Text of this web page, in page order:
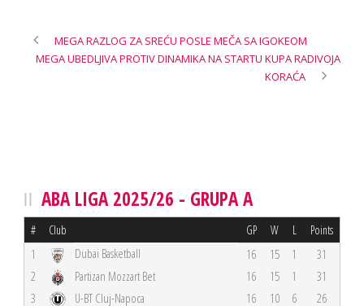
MEGA RAZLOG ZA SREĆU POSLE MEČA SA IGOKEOM
MEGA UBEDLJIVA PROTIV DINAMIKA NA STARTU KUPA RADIVOJA
KORAĆA
ABA LIGA 2025/26 - GRUPA A
# Club GP W L Points
1 Dubai Basketball 16 15 1
31
2
Partizan Mozzart Bet 16 15 1
31
3
U-BT Cluj-Napoca 16 10 6 26